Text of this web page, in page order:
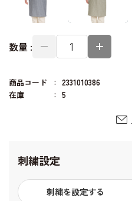
数量 :
商品コード
2331010386
在庫
5
刺繍設定
刺繍を設定する